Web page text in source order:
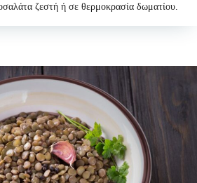
ζεστή ή σε θερμοκρασία δωματίου.